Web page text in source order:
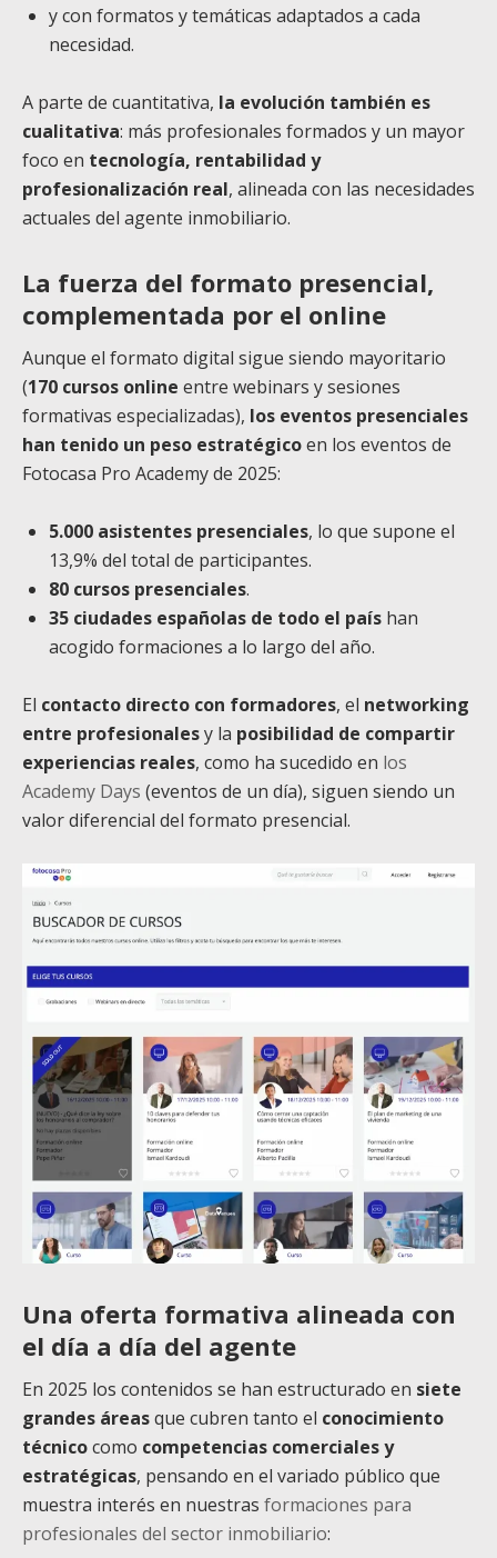
y con formatos y temáticas adaptados a cada
necesidad.
A parte de cuantitativa, la evolución también es
cualitativa: más profesionales formados y un mayor
foco en tecnología, rentabilidad y
profesionalización real, alineada con las necesidades
actuales del agente inmobiliario.
La fuerza del formato presencial,
complementada por el online
Aunque el formato digital sigue siendo mayoritario
(170 cursos online entre webinars y sesiones
formativas especializadas), los eventos presenciales
han tenido un peso estratégicoen los eventos de
Fotocasa Pro Academy de 2025:
5.000 asistentes presenciales, lo que supone el
13,9% del total de participantes.
80 cursos presenciales.
35 ciudades españolas de todo el país han
acogido formaciones a lo largo del año.
El contacto directo con formadores, el networking
entre profesionalesy la posibilidad de compartir
experiencias reales, como ha sucedido en los
Academy Days (eventos de un día), siguen siendo un
valor diferencial del formato presencial.
Una oferta formativa alineada con
el día a día del agente
En 2025 los contenidos se han estructurado en siete
grandes áreasque cubren tanto el conocimiento
técnicocomo competencias comerciales y
estratégicas, pensando en el variado público que
muestra interés en nuestras formaciones para
profesionales del sector inmobiliario: